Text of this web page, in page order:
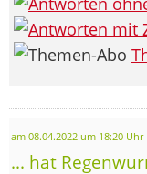
am 08.04.2022 um 18:20 Uhr
... hat